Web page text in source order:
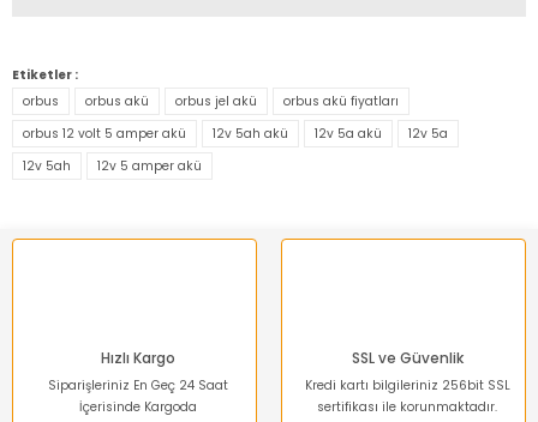
konularda yetersiz gördüğünüz noktaları öneri formunu
kullanarak tarafımıza iletebilirsiniz.
Görüş ve önerileriniz için teşekkür ederiz.
Ürün resmi kalitesiz, bozuk veya görüntülenemiyor.
Ürün bilgilerinde hatalar bulunuyor.
Etiketler :
orbus
orbus akü orbus jel akü
orbus akü fiyatları
orbus 12 volt 5 amper akü
12v 5ah akü 12v 5a akü
12v 5a
12v 5ah
12v 5 amper akü
Hızlı Kargo
Siparişleriniz En Geç 24 Saat
İçerisinde Kargoda
SSL ve Güvenlik
Kredi kartı bilgileriniz 256bit SSL
sertifikası ile korunmaktadır.